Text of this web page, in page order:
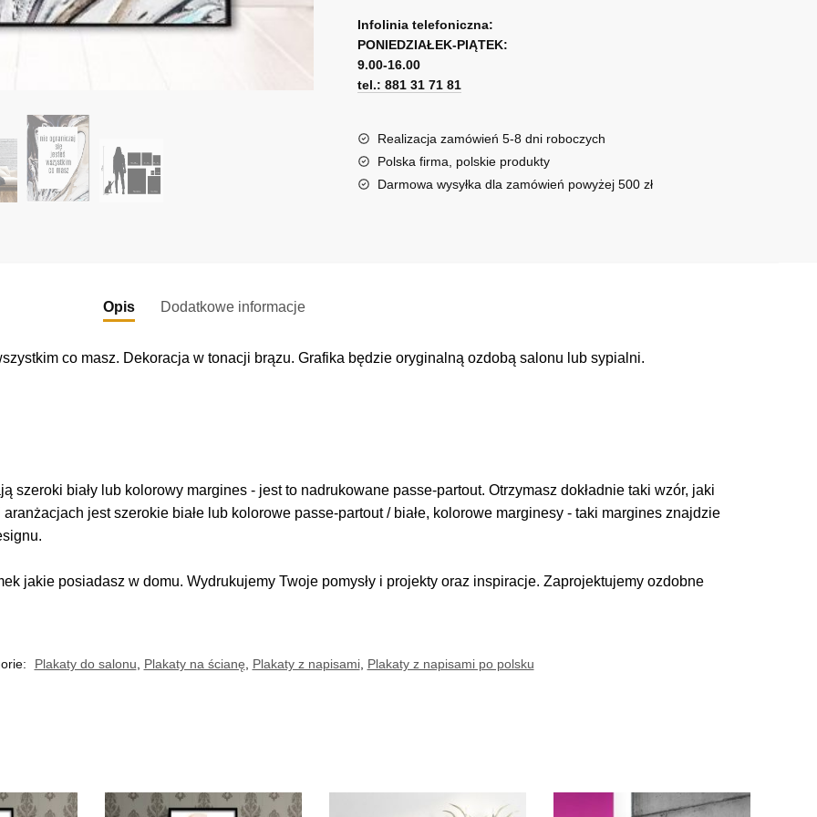
ograniczaj
się
l
t
e
r
a
t
i
Infolinia telefoniczna:
PONIEDZIAŁEK-PIĄTEK:
9.00-16.00
tel.: 881 31 71 81
Realizacja zamówień 5-8 dni roboczych
Polska firma, polskie produkty
Darmowa wysyłka dla zamówień powyżej 500 zł
Opis Dodatkowe informacje
co masz. Dekoracja w tonacji brązu. Grafika będzie oryginalną ozdobą salonu lub sypialni.
szeroki biały lub kolorowy margines - jest to nadrukowane passe-partout. Otrzymasz dokładnie taki wzór, jaki
jest szerokie białe lub kolorowe passe-partout / białe, kolorowe marginesy - taki margines znajdzie
jakie posiadasz w domu. Wydrukujemy Twoje pomysły i projekty oraz inspiracje. Zaprojektujemy ozdobne
Plakaty do salonu Plakaty na ścianę Plakaty z napisami, Plakaty z napisami po polsku